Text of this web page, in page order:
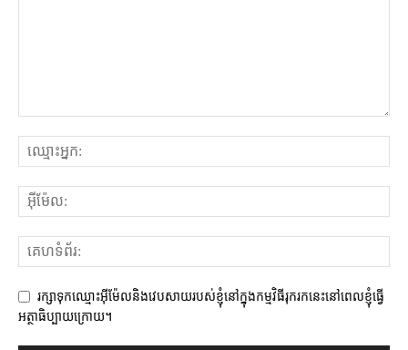
រក្សាទុកឈ្មោះអ៊ីម៉ែលនិងវេបសាយរបស់ខ្ញុំនៅក្នុងកម្មវិធីរុករកនេះនៅពេលខ្ញុំធ្វើ
អត្ថាធិប្បាយក្រោយ។